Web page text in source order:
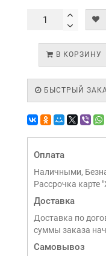
В КОРЗИНУ
БЫСТРЫЙ
Оплата
Наличными,
Рассрочка карте
Доставка
Доставка по
суммы заказа
Самовывоз